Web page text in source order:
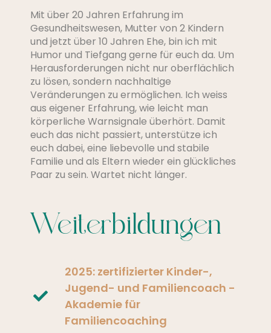
Mit über 20 Jahren Erfahrung im
Gesundheitswesen, Mutter von 2 Kindern
und jetzt über 10 Jahren Ehe, bin ich mit
Humor und Tiefgang gerne für euch da. Um
Herausforderungen nicht nur oberflächlich
zu lösen, sondern nachhaltige
Veränderungen zu ermöglichen. Ich weiss
aus eigener Erfahrung, wie leicht man
körperliche Warnsignale überhört. Damit
euch das nicht passiert, unterstütze ich
euch dabei, eine liebevolle und stabile
Familie und als Eltern wieder ein glückliches
Paar zu sein. Wartet nicht länger.
Weiterbildungen
2025: zertifizierter Kinder-,
Jugend- und Familiencoach -
Akademie für
Familiencoaching